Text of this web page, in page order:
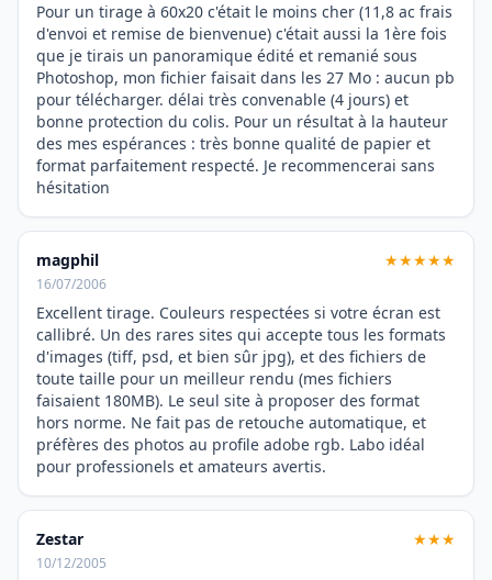
Pour un tirage à 60x20 c'était le moins cher (11,8 ac frais
d'envoi et remise de bienvenue) c'était aussi la 1ère fois
que je tirais un panoramique édité et remanié sous
Photoshop, mon fichier faisait dans les 27 Mo : aucun pb
pour télécharger. délai très convenable (4 jours) et
bonne protection du colis. Pour un résultat à la hauteur
des mes espérances : très bonne qualité de papier et
format parfaitement respecté. Je recommencerai sans
hésitation
magphil ★★★★★
16/07/2006
Excellent tirage. Couleurs respectées si votre écran est
callibré. Un des rares sites qui accepte tous les formats
d'images (tiff, psd, et bien sûr jpg), et des fichiers de
toute taille pour un meilleur rendu (mes fichiers
faisaient 180MB). Le seul site à proposer des format
hors norme. Ne fait pas de retouche automatique, et
préfères des photos au profile adobe rgb. Labo idéal
pour professionels et amateurs avertis.
Zestar ★★★
10/12/2005